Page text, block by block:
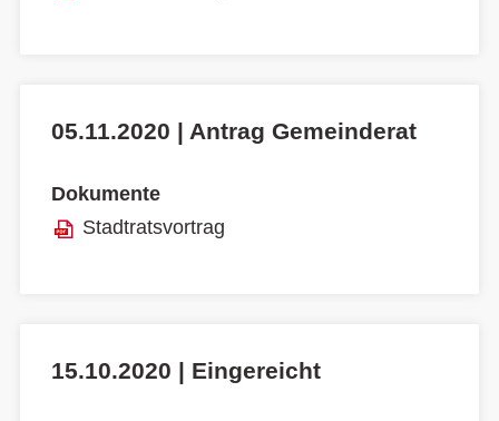
05.11.2020 | Antrag Gemeinderat
Dokumente
Stadtratsvortrag
15.10.2020 | Eingereicht